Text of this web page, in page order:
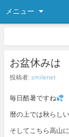
メニュー
お盆休みは
投稿者: smilenet
毎日酷暑ですね
暦の上では秋らし
そしてこちら高山